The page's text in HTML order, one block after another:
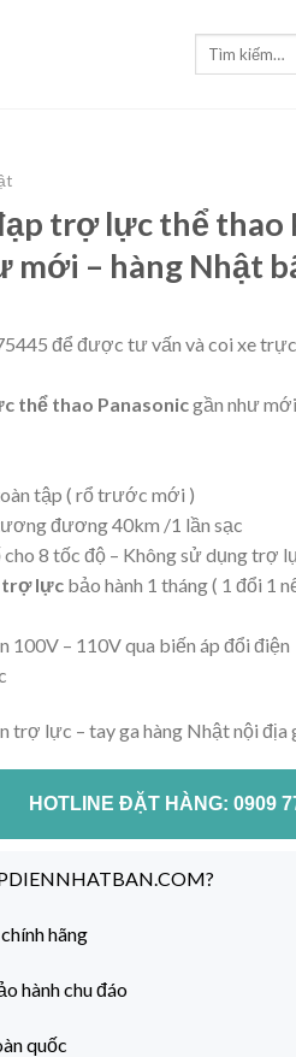
Tìm
trợ lực thể thao
mới – hàng Nhật
để được tư vấn và coi xe
thể thao Panasonicgần như mới
tập ( rổ trước mới )
đương 40km /1 lần sạc
8 tốc độ – Không sử dụng trợ
trợ lực bảo hành 1 tháng ( 1 đổi 1
100V – 110V qua biến áp đổi điện
trợ lực – tay ga hàng Nhật nội
HOTLINE ĐẶT HÀNG: 0909
hãng
hành chu đáo
quốc